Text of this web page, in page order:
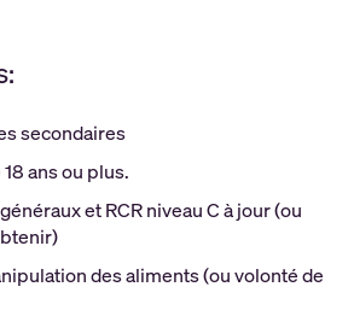
secondaires
ans ou plus.
et RCR niveau C à jour (ou
des aliments (ou volonté de